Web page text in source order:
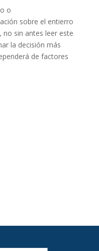
o
sobre el entierro
no sin antes leer este
la decisión más
de factores